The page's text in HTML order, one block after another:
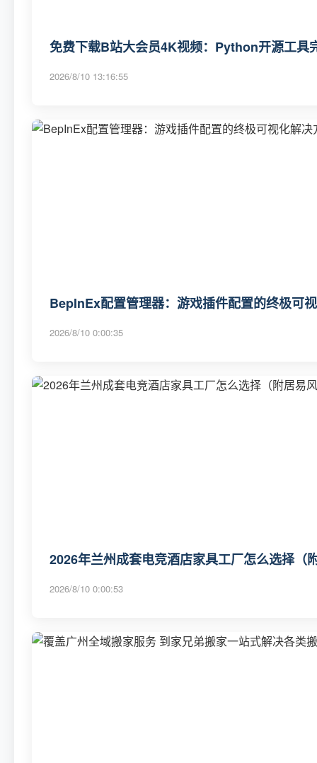
免费下载B站大会员4K视频：Python开源工具
2026/8/10 13:16:55
BepInEx配置管理器：游戏插件配置的终极可
2026/8/10 0:00:35
2026年兰州成套电竞酒店家具工厂怎么选择（
2026/8/10 0:00:53